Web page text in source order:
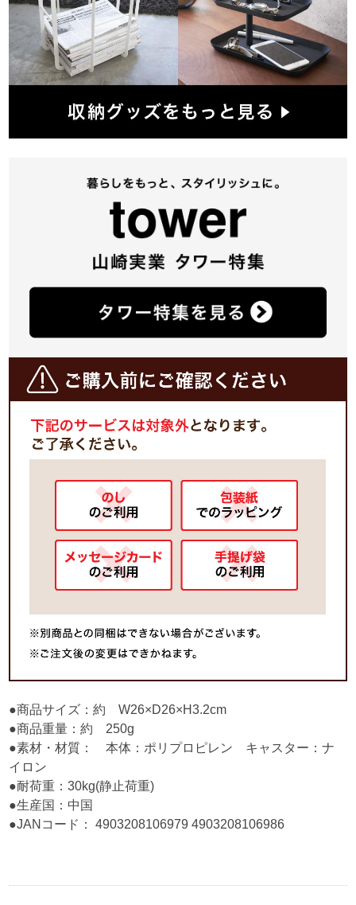
●商品サイズ：約 W26×D26×H3.2cm
●商品重量：約 250g
●素材・材質： 本体：ポリプロピレン キャスター：ナ
イロン
●耐荷重：30kg(静止荷重)
●生産国：中国
●JANコード： 4903208106979 4903208106986